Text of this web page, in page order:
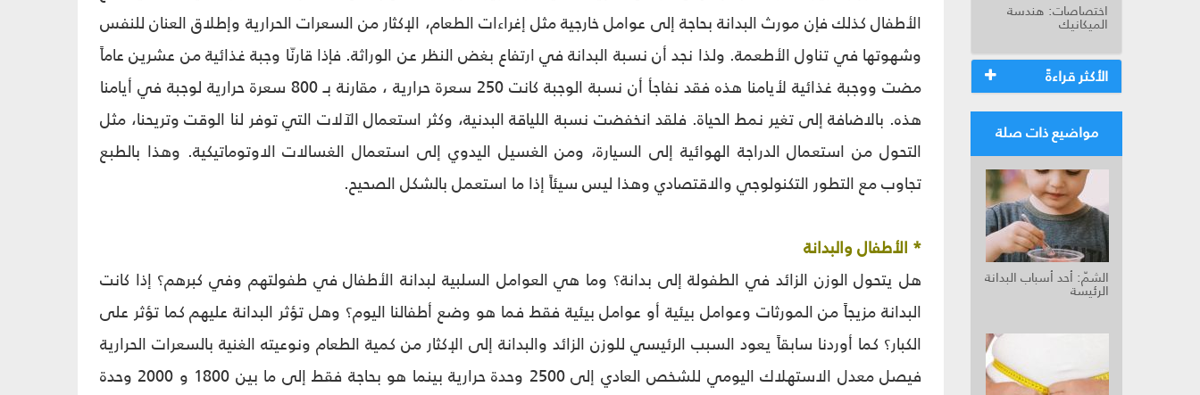
اختصاصات: هندسة
الميكانيك
الأكثر قراءةً
مواضيع ذات صلة
الشمّ: أحد أسباب البدانة
الرئيسة
الأطفال كذلك فإن مورث البدانة بحاجة إلى عوامل خارجية مثل إغراءات الطعام، الإكثار من السعرات الحرارية وإطلاق العنان للنفس
وشهوتها في تناول الأطعمة. ولذا نجد أن نسبة البدانة في ارتفاع بغض النظر عن الوراثة. فإذا قارنّا وجبة غذائية من عشرين عاماً
مضت ووجبة غذائية لأيامنا هذه فقد نفاجأ أن نسبة الوجبة كانت 250 سعرة حرارية ، مقارنة بـ 800 سعرة حرارية لوجبة في أيامنا
هذه. بالاضافة إلى تغير نمط الحياة. فلقد انخفضت نسبة اللياقة البدنية، وكثر استعمال الآلات التي توفر لنا الوقت وتريحنا، مثل
التحول من استعمال الدراجة الهوائية إلى السيارة، ومن الغسيل اليدوي إلى استعمال الغسالات الاوتوماتيكية. وهذا بالطبع
تجاوب مع التطور التكنولوجي والاقتصادي وهذا ليس سيئاً إذا ما استعمل بالشكل الصحيح.
* الأطفال والبدانة
هل يتحول الوزن الزائد في الطفولة إلى بدانة؟ وما هي العوامل السلبية لبدانة الأطفال في طفولتهم وفي كبرهم؟ إذا كانت
البدانة مزيجاً من المورثات وعوامل بيئية أو عوامل بيئية فقط فما هو وضع أطفالنا اليوم؟ وهل تؤثر البدانة عليهم كما تؤثر على
الكبار؟ كما أوردنا سابقاً يعود السبب الرئيسي للوزن الزائد والبدانة إلى الإكثار من كمية الطعام ونوعيته الغنية بالسعرات الحرارية
فيصل معدل الاستهلاك اليومي للشخص العادي إلى 2500 وحدة حرارية بينما هو بحاجة فقط إلى ما بين 1800 و 2000 وحدة